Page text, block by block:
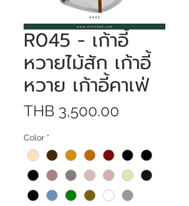
R045 - เก้าอี้
หวายไม้สัก เก้าอี้
หวาย เก้าอี้คาเฟ่
THB 3,500.00
Color *